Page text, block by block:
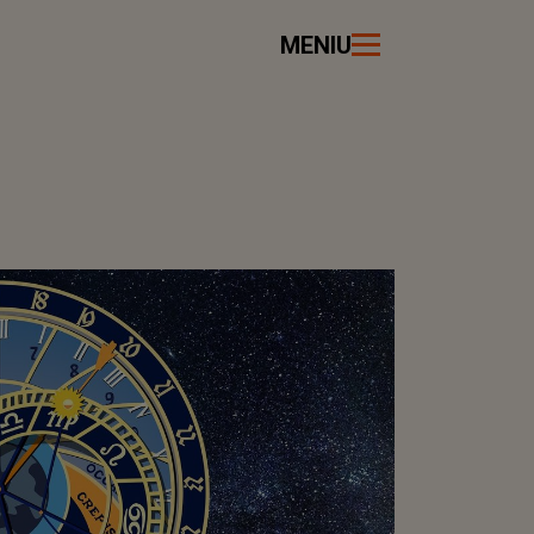
MENIU